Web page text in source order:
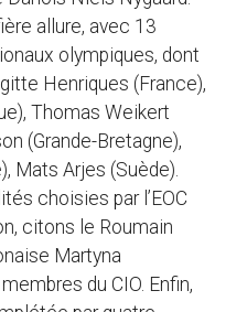
allure, avec 13
olympiques, dont
Henriques (France),
Thomas Weikert
(Grande-Bretagne),
Mats Arjes (Suède).
choisies par l’EOC
citons le Roumain
Martyna
du CIO. Enfin,